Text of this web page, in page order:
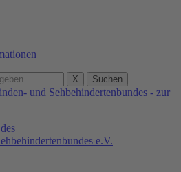
X Suchen
e.V.